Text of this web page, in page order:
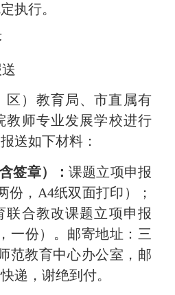
执行。
区）教育局、市直属有
教师专业发展学校进行
报送如下材料：
签章）：课题立项申报
份 ， A4纸双面打印）；
联合教改课题立项申报
一份）。邮寄地址：三
范教育中心办公室 ， 邮
快递 ，谢绝到付。